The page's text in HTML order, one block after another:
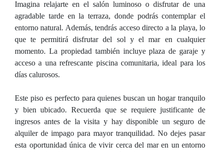
Imagina relajarte en el salón luminoso o disfrutar de una
agradable tarde en la terraza, donde podrás contemplar el
entorno natural. Además, tendrás acceso directo a la playa, lo
que te permitirá disfrutar del sol y el mar en cualquier
momento. La propiedad también incluye plaza de garaje y
acceso a una refrescante piscina comunitaria, ideal para los
días calurosos.
Este piso es perfecto para quienes buscan un hogar tranquilo
y bien ubicado. Recuerda que se requiere justificante de
ingresos antes de la visita y hay disponible un seguro de
alquiler de impago para mayor tranquilidad. No dejes pasar
esta oportunidad única de vivir cerca del mar en un entorno